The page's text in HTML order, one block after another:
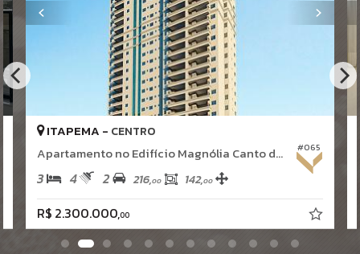
Box de Praia
Hall Decorado e Mobiliado
Acessibilidade para PNE
#065
ITAPEMA - CENTRO
Apartamento no Edifício Magnólia Canto da Praia - Itapema - Santa Catarina
3 4 2 216,00 142,00
R$ 2.300.000,00